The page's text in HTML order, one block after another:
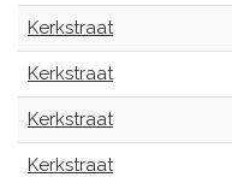
Kerkstraat
Kerkstraat
Kerkstraat
Kerkstraat